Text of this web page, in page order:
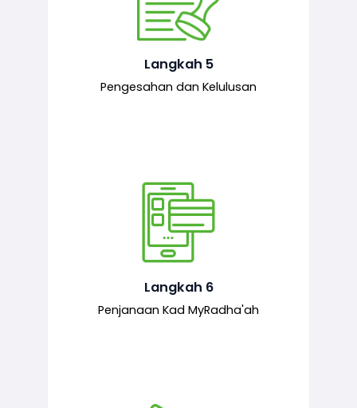
Langkah 5
Pengesahan dan Kelulusan
Pegawai pelulus menilai permohonan
dan memberi pengesahan serta
kelulusan akhir sekiranya semuanya
mematuhi syarat ditetapkan.
Langkah 6
Penjanaan Kad MyRadha'ah
Setelah permohonan diluluskan, kad
MyRadha’ah akan dijana.